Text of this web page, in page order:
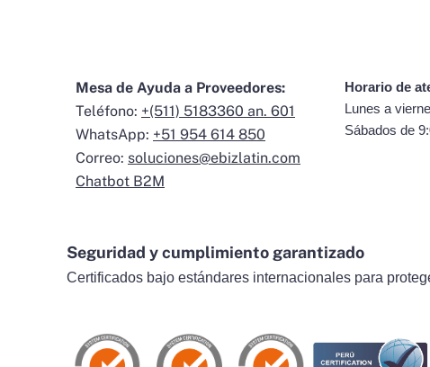
Mesa de Ayuda a Proveedores:
Teléfono: +(511) 5183360 an. 601
WhatsApp: +51 954 614 850
Correo: soluciones@ebizlatin.com
Chatbot B2M
Horario de
Lunes a
Sábados de
Seguridad y cumplimiento garantizado
Certificados bajo estándares internacionales para